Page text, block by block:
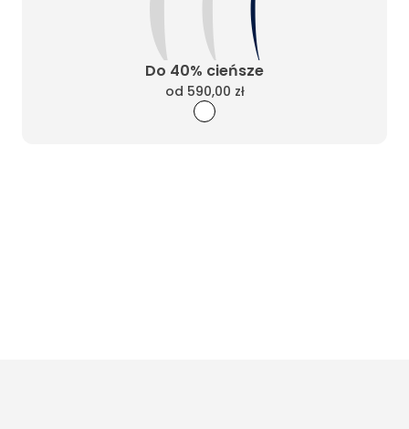
Do 40% cieńsze
od 590,00 zł